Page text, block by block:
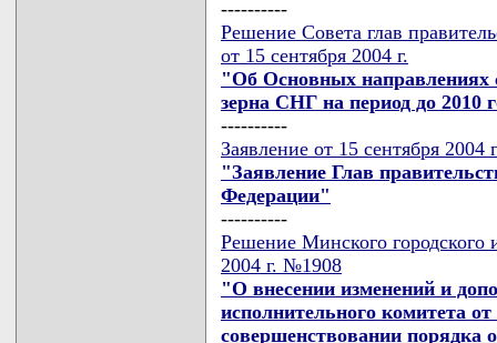
----------
Решение Совета глав
от 15 сентября 2004 г.
"Об Основных направлениях
зерна СНГ на период до 2010
----------
Заявление от 15 сентября 2004
"Заявление Глав
Федерации"
----------
Решение Минского городского
2004 г. №1908
"О внесении изменений и
исполнительного комитета от
совершенствовании порядка